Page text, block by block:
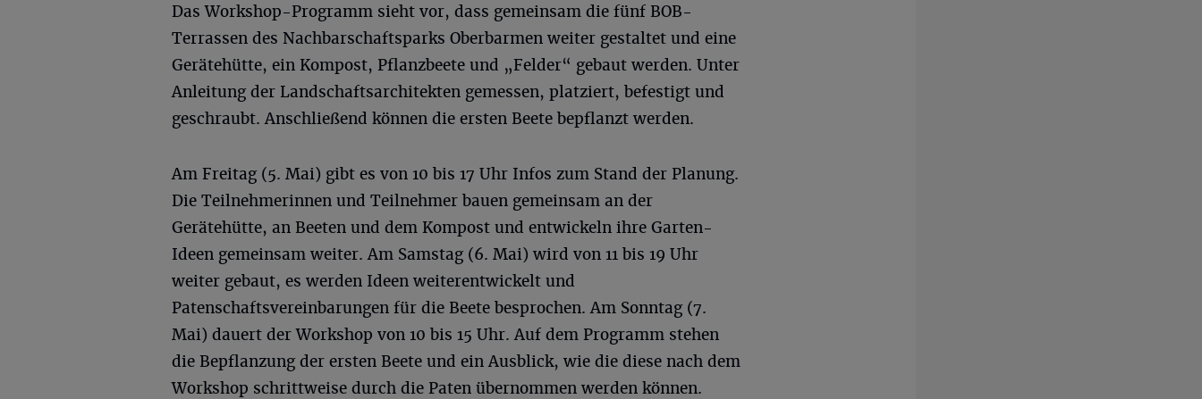
Das Workshop-Programm sieht vor, dass gemeinsam die fünf BOB-
Terrassen des Nachbarschaftsparks Oberbarmen weiter gestaltet und eine
Gerätehütte, ein Kompost, Pflanzbeete und „Felder“ gebaut werden. Unter
Anleitung der Landschaftsarchitekten gemessen, platziert, befestigt und
geschraubt. Anschließend können die ersten Beete bepflanzt werden.
Am Freitag (5. Mai) gibt es von 10 bis 17 Uhr Infos zum Stand der Planung.
Die Teilnehmerinnen und Teilnehmer bauen gemeinsam an der
Gerätehütte, an Beeten und dem Kompost und entwickeln ihre Garten-
Ideen gemeinsam weiter. Am Samstag (6. Mai) wird von 11 bis 19 Uhr
weiter gebaut, es werden Ideen weiterentwickelt und
Patenschaftsvereinbarungen für die Beete besprochen. Am Sonntag (7.
Mai) dauert der Workshop von 10 bis 15 Uhr. Auf dem Programm stehen
die Bepflanzung der ersten Beete und ein Ausblick, wie die diese nach dem
Workshop schrittweise durch die Paten übernommen werden können.